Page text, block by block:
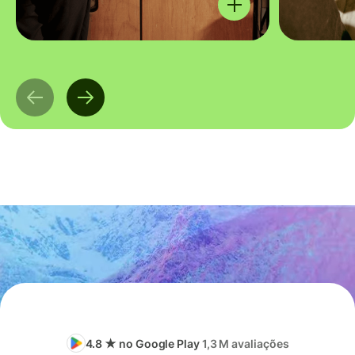
4.8 ★ no Google Play1,3 M avaliações